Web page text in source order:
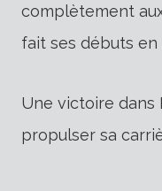
complètement
fait ses débuts en
Une victoire dans
propulser sa